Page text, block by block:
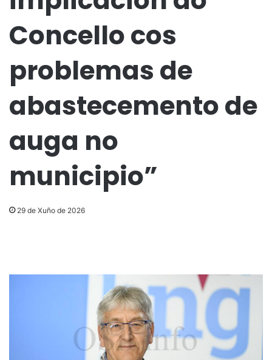
Concello cos
problemas de
abastecemento de
auga no
municipio”
29 de Xuño de 2026